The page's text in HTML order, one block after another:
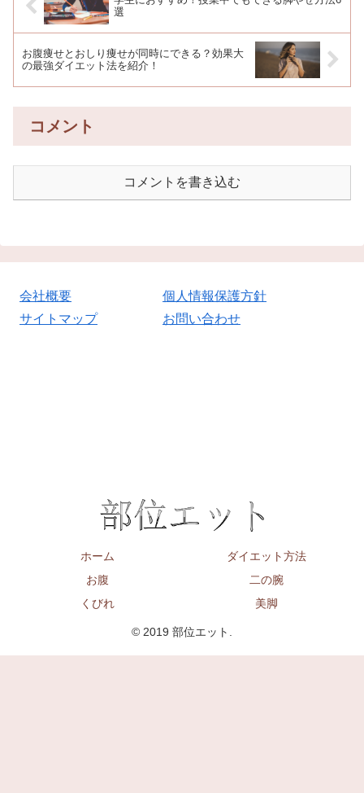
選
お腹痩せとおしり痩せが同時にできる？効果大
の最強ダイエット法を紹介！
コメント
コメントを書き込む
会社概要
個人情報保護方針
サイトマップ
お問い合わせ
ホーム
ダイエット方法
お腹
二の腕
くびれ
美脚
© 2019 部位エット.